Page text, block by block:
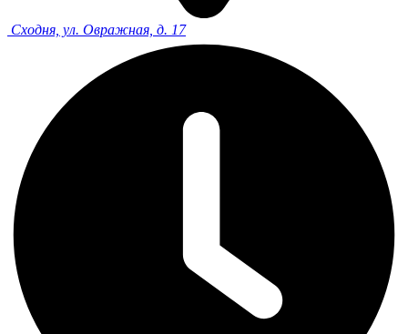
Сходня, ул. Овражная, д. 17